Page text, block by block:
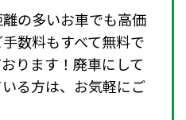
の多いお車でも高価
数料もすべて無料で
ります！廃車にして
る方は、お気軽にご